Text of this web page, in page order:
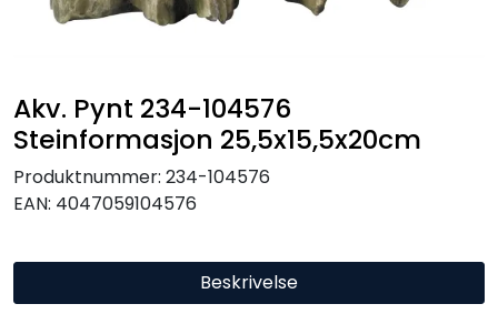
Akv. Pynt 234-104576
Steinformasjon 25,5x15,5x20cm
Produktnummer: 234-104576
EAN: 4047059104576
Beskrivelse